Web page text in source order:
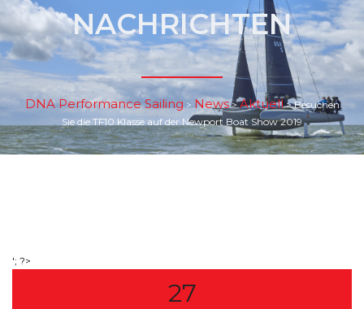
NACHRICHTEN
DNA Performance Sailing> News>Aktuell>Besuchen
Sie die TF10 Klasse auf der Newport Boat Show 2019
'; ?>
27